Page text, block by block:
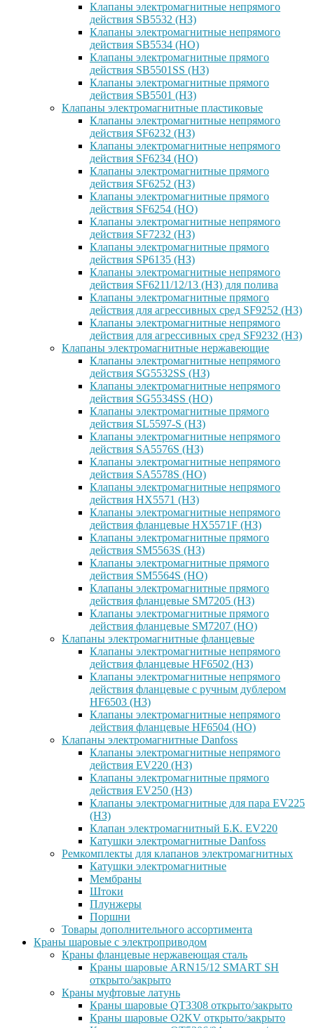
Клапаны электромагнитные непрямого
действия SB5532 (НЗ)
Клапаны электромагнитные непрямого
действия SB5534 (НО)
Клапаны электромагнитные прямого
действия SB5501SS (НЗ)
Клапаны электромагнитные прямого
действия SB5501 (НЗ)
Клапаны электромагнитные пластиковые
Клапаны электромагнитные непрямого
действия SF6232 (НЗ)
Клапаны электромагнитные непрямого
действия SF6234 (НО)
Клапаны электромагнитные прямого
действия SF6252 (НЗ)
Клапаны электромагнитные прямого
действия SF6254 (НО)
Клапаны электромагнитные непрямого
действия SF7232 (НЗ)
Клапаны электромагнитные прямого
действия SP6135 (НЗ)
Клапаны электромагнитные непрямого
действия SF6211/12/13 (НЗ) для полива
Клапаны электромагнитные прямого
действия для агрессивных сред SF9252 (H3)
Клапаны электромагнитные непрямого
действия для агрессивных сред SF9232 (H3)
Клапаны электромагнитные нержавеющие
Клапаны электромагнитные непрямого
действия SG5532SS (НЗ)
Клапаны электромагнитные непрямого
действия SG5534SS (НО)
Клапаны электромагнитные прямого
действия SL5597-S (НЗ)
Клапаны электромагнитные непрямого
действия SA5576S (НЗ)
Клапаны электромагнитные непрямого
действия SA5578S (НО)
Клапаны электромагнитные непрямого
действия HX5571 (НЗ)
Клапаны электромагнитные непрямого
действия фланцевые HX5571F (НЗ)
Клапаны электромагнитные прямого
действия SM5563S (НЗ)
Клапаны электромагнитные прямого
действия SM5564S (НО)
Клапаны электромагнитные прямого
действия фланцевые SM7205 (НЗ)
Клапаны электромагнитные прямого
действия фланцевые SM7207 (НО)
Клапаны электромагнитные фланцевые
Клапаны электромагнитные непрямого
действия фланцевые HF6502 (НЗ)
Клапаны электромагнитные непрямого
действия фланцевые с ручным дублером
HF6503 (Н3)
Клапаны электромагнитные непрямого
действия фланцевые HF6504 (НО)
Клапаны электромагнитные Danfoss
Клапаны электромагнитные непрямого
действия EV220 (НЗ)
Клапаны электромагнитные прямого
действия EV250 (НЗ)
Клапаны электромагнитные для пара EV225
(НЗ)
Клапан электромагнитный Б.К. EV220
Катушки электромагнитные Danfoss
Ремкомплекты для клапанов электромагнитных
Катушки электромагнитные
Мембраны
Штоки
Плунжеры
Поршни
Товары дополнительного ассортимента
Краны шаровые с электроприводом
Краны фланцевые нержавеющая сталь
Краны шаровые ARN15/12 SMART SH
открыто/закрыто
Краны муфтовые латунь
Краны шаровые QT3308 открыто/закрыто
Краны шаровые O2KV открыто/закрыто